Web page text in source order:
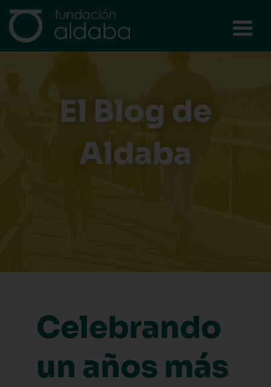
contenido
El Blog de
Aldaba
Celebrando
un años más